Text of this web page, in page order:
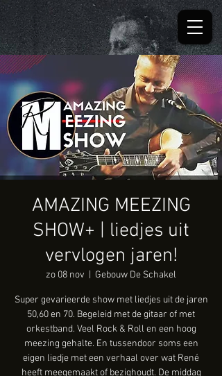
AMAZING MEEZING
SHOW+ | liedjes uit
vervlogen jaren!
zo 08 nov Gebouw De Schakel
Super gevarieerde show met liedjes uit de jaren
50,60 en 70. Begeleid met de gitaar of met
orkestband. Veel Rock & Roll en een hoog
meezing gehalte. En tussendoor soms een
eigen liedje met een verhaal over wat René
heeft meegemaakt of bezighoudt. De middag